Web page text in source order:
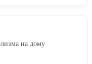
на дому